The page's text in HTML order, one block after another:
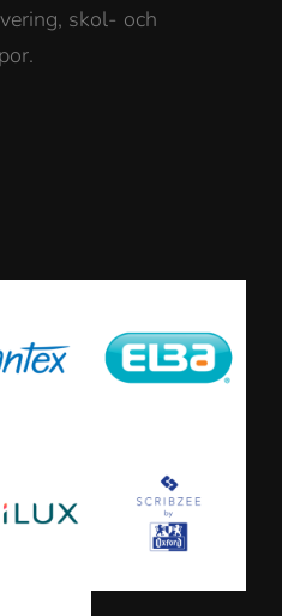
skol- och